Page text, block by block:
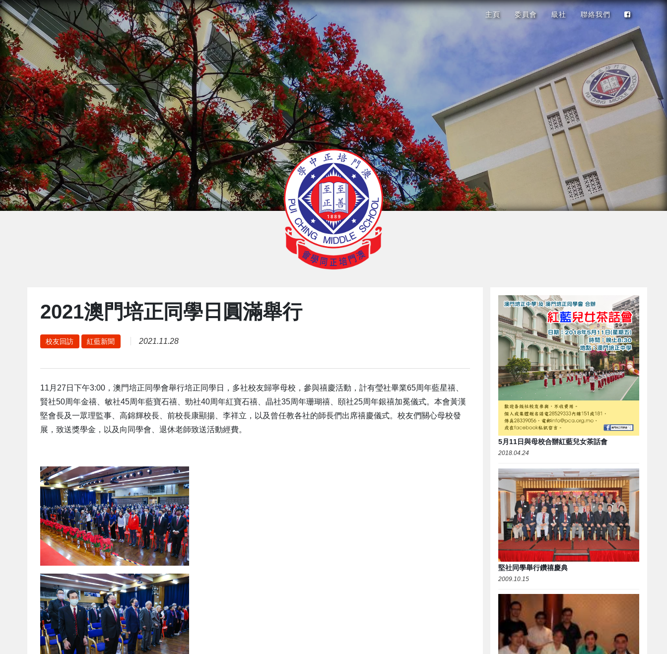
主頁 委員會 級社 聯絡我們
2021澳門培正同學日圓滿舉行
校友回訪 紅藍新聞 2021.11.28
11月27日下午3:00，澳門培正同學會舉行培正同學日，多社校友歸寧母校，參與禧慶活動，計有瑩社畢業65周年藍星禧、
賢社50周年金禧、敏社45周年藍寶石禧、勁社40周年紅寶石禧、晶社35周年珊瑚禧、頤社25周年銀禧加冕儀式。本會黃漢
堅會長及一眾理監事、高錦輝校長、前校長康顯揚、李祥立，以及曾任教各社的師長們出席禧慶儀式。校友們關心母校發
展，致送獎學金，以及向同學會、退休老師致送活動經費。
5月11日與母校合辦紅藍兒女茶話會
2018.04.24
堅社同學舉行鑽禧慶典
2009.10.15